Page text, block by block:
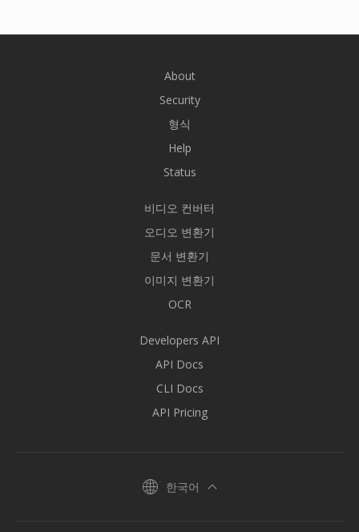
About
Security
형식
Help
Status
비디오 컨버터
오디오 변환기
문서 변환기
이미지 변환기
OCR
Developers API
API Docs
CLI Docs
API Pricing
한국어